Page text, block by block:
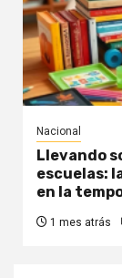
Nacional
Llevando
escuelas:
en la
1 mes atrás